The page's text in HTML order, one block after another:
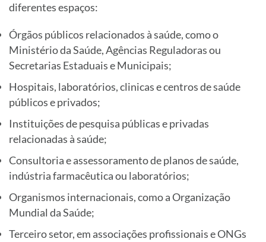
diferentes espaços:
Órgãos públicos relacionados à saúde, como o
Ministério da Saúde, Agências Reguladoras ou
Secretarias Estaduais e Municipais;
Hospitais, laboratórios, clinicas e centros de saúde
públicos e privados;
Instituições de pesquisa públicas e privadas
relacionadas à saúde;
Consultoria e assessoramento de planos de saúde,
indústria farmacêutica ou laboratórios;
Organismos internacionais, como a Organização
Mundial da Saúde;
Terceiro setor, em associações profissionais e ONGs